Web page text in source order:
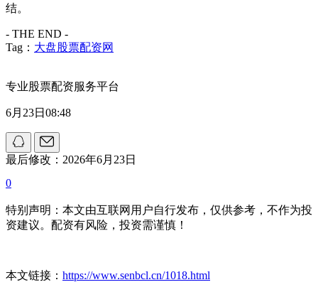
结。
- THE END -
Tag： 大盘股票配资网
专业股票配资服务平台
6月23日08:48
最后修改：2026年6月23日
0
特别声明：本文由互联网用户自行发布，仅供参考，不作为投
资建议。配资有风险，投资需谨慎！
本文链接： https://www.senbcl.cn/1018.html